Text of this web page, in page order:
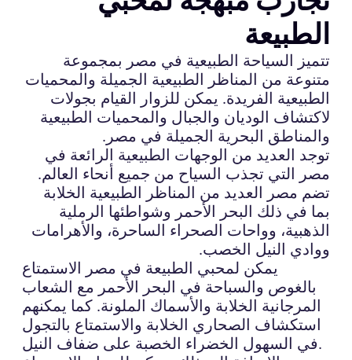
الطبيعة
تتميز السياحة الطبيعية في مصر بمجموعة
متنوعة من المناظر الطبيعية الجميلة والمحميات
الطبيعية الفريدة. يمكن للزوار القيام بجولات
لاكتشاف الوديان والجبال والمحميات الطبيعية
والمناطق البحرية الجميلة في مصر.
توجد العديد من الوجهات الطبيعية الرائعة في
مصر التي تجذب السياح من جميع أنحاء العالم.
تضم مصر العديد من المناظر الطبيعية الخلابة
بما في ذلك البحر الأحمر وشواطئها الرملية
الذهبية، وواحات الصحراء الساحرة، والأهرامات
ووادي النيل الخصب.
يمكن لمحبي الطبيعة في مصر الاستمتاع
بالغوص والسباحة في البحر الأحمر مع الشعاب
المرجانية الخلابة والأسماك الملونة. كما يمكنهم
استكشاف الصحاري الخلابة والاستمتاع بالتجول
في السهول الخضراء الخصبة على ضفاف النيل.